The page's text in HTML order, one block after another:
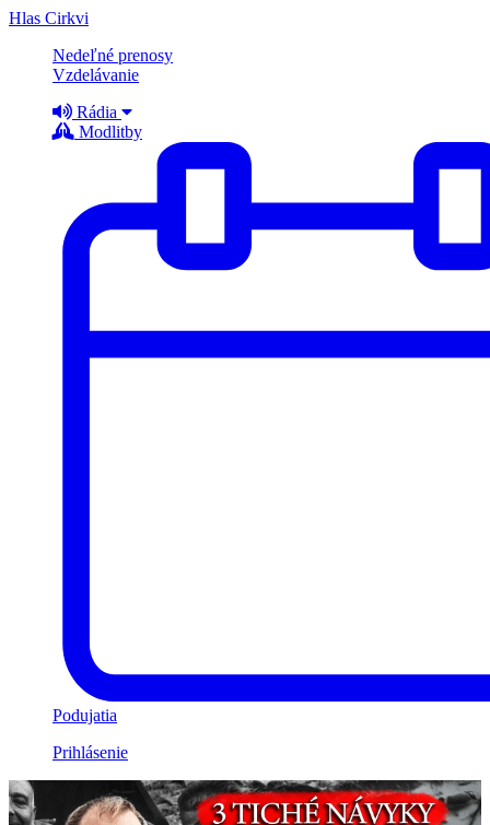
Hlas Cirkvi
Nedeľné prenosy
Vzdelávanie
Rádia
Modlitby
Podujatia
Prihlásenie